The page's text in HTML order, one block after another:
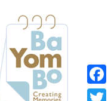
content
Facebook